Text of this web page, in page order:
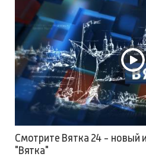
Смотрите Вятка 24 - новый
"Вятка"